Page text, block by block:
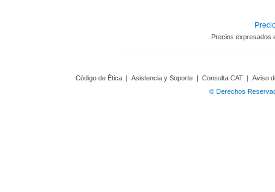
Precios expresados
Código de Ética | Asistencia y Soporte | Consulta CAT | Aviso
© Derechos